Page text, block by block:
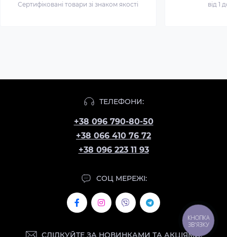
Сертифіковані товари зі знаком якості від 1
ТЕЛЕФОНИ:
+38 096 790-80-50
+38 066 410 76 72
+38 096 223 11 93
СОЦ МЕРЕЖІ:
СЛІДКУЙТЕ ЗА НОВИНКАМИ ТА АКЦІЯМИ:
КНОПКА
ЗВ'ЯЗКУ